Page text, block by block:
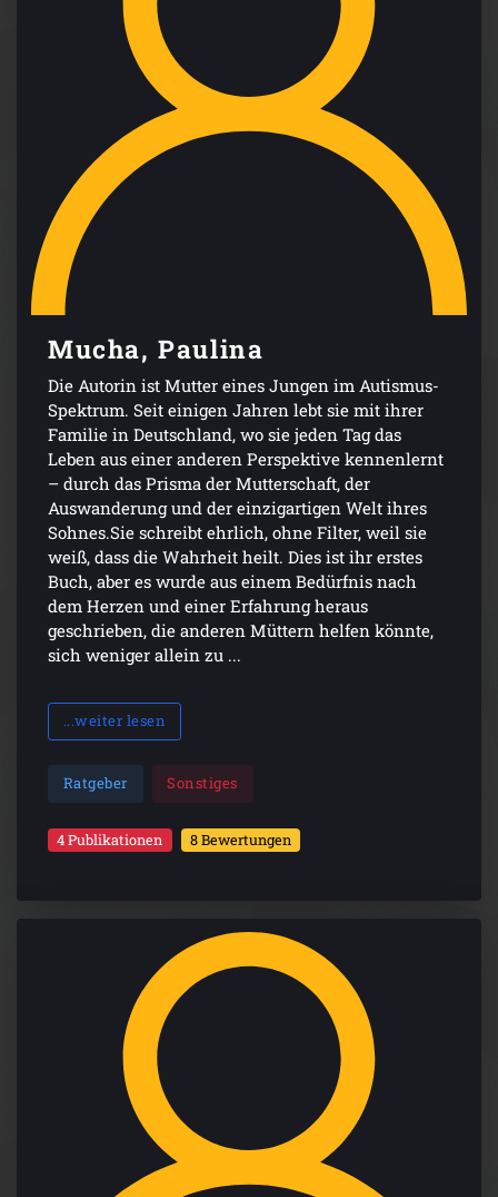
Mucha, Paulina
Die Autorin ist Mutter eines Jungen im Autismus-
Spektrum. Seit einigen Jahren lebt sie mit ihrer
Familie in Deutschland, wo sie jeden Tag das
Leben aus einer anderen Perspektive kennenlernt
– durch das Prisma der Mutterschaft, der
Auswanderung und der einzigartigen Welt ihres
Sohnes.Sie schreibt ehrlich, ohne Filter, weil sie
weiß, dass die Wahrheit heilt. Dies ist ihr erstes
Buch, aber es wurde aus einem Bedürfnis nach
dem Herzen und einer Erfahrung heraus
geschrieben, die anderen Müttern helfen könnte,
sich weniger allein zu ...
...weiter lesen
Ratgeber Sonstiges
4 Publikationen 8 Bewertungen